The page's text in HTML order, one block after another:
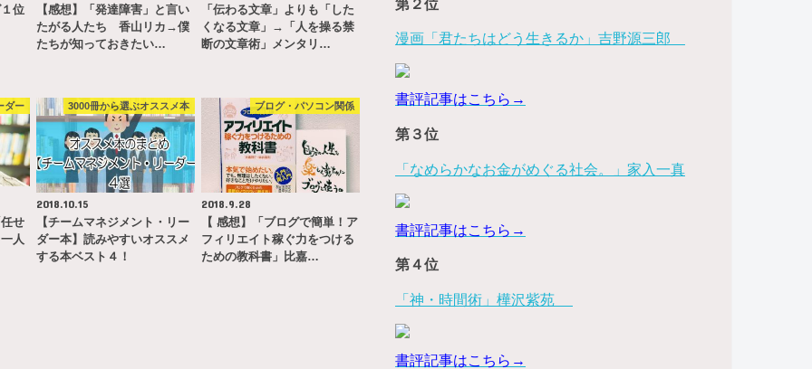
位
【感想】「発達障害」と言い
たがる人たち 香山リカ→僕
たちが知っておきたい…
「伝わる文章」よりも「した
くなる文章」→「人を操る禁
断の文章術」メンタリ…
ダー
せ
人
3000冊から選ぶオススメ本
2018.10.15
【チームマネジメント・リー
ダー本】読みやすいオススメ
する本ベスト４！
ブログ・パソコン関係
2018.9.28
【 感想】「ブログで簡単！ア
フィリエイト稼ぐ力をつける
ための教科書」比嘉…
第２位
漫画「君たちはどう生きるか」吉野源三郎
書評記事はこちら→
第３位
「なめらかなお金がめぐる社会。」家入一真
書評記事はこちら→
第４位
「神・時間術」樺沢紫苑
書評記事はこちら→